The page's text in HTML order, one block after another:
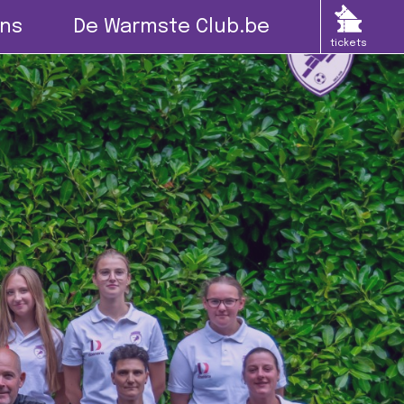
De Warmste Club.be
tickets